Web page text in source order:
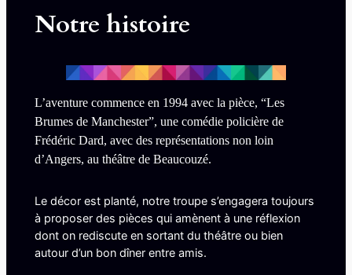
Notre histoire
L’aventure commence en 1994 avec la pièce, “Les
Brumes de Manchester”, une comédie policière de
Frédéric Dard, avec des représentations non loin
d’Angers, au théâtre de Beaucouzé.
Le décor est planté, notre troupe s’engagera toujours
à proposer des pièces qui amènent à une réflexion
dont on rediscute en sortant du théâtre ou bien
autour d’un bon dîner entre amis.